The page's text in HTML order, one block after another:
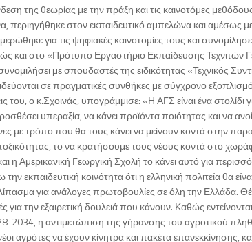
της θεωρίας με την πράξη και τις καινοτόμες
περιηγήθηκε στον εκπαιδευτικό αμπελώνα και αμέσως
για τις ψηφιακές καινοτομίες τους και
και στο «Πρότυπο Εργαστήριο Εκπαίδευσης Τεχνιτών
με σπουδαστές της ειδικότητας «Τεχνικός
σε πραγματικές συνθήκες με σύγχρονο
του, ο κ.Σχοινάς, υπογράμμισε: «Η ΑΓΣ είναι ένα
υπεραξία, να κάνει προϊόντα ποιότητας και να
με τρόπο που θα τους κάνει να μείνουν κοντά στην
τοξικότητας, το να κρατήσουμε τους νέους κοντά στο
η Αμερικανική Γεωργική Σχολή το κάνει αυτό για
την εκπαιδευτική κοινότητα ότι η ελληνική πολιτεία θα
για ανάλογες πρωτοβουλίες σε όλη την Ελλάδα.
για την εξαιρετική δουλειά που κάνουν. Καθώς
2034, η αντιμετώπιση της γήρανσης του αγροτικού
αγρότες να έχουν κίνητρα και πακέτα